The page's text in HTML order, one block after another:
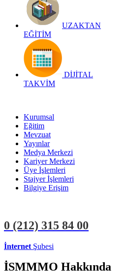
UZAKTAN
EĞİTİM
DİJİTAL
TAKVİM
Kurumsal
Eğitim
Mevzuat
Yayınlar
Medya Merkezi
Kariyer Merkezi
Üye İşlemleri
Stajyer İşlemleri
Bilgiye Erişim
0 (212) 315 84 00
İnternet Şubesi
İSMMMO Hakkında